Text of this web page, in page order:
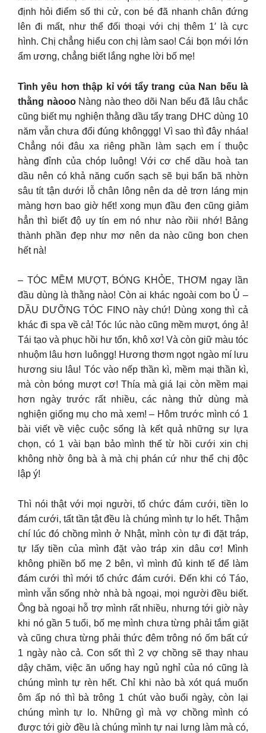
định hỏi điểm số thi cử, con bé đã nhanh chân đứng
lên đi mất, như thể đối thoại với chị thêm 1′ là cực
hình. Chị chẳng hiểu con chị làm sao! Cái bọn mới lớn
ẩm ương, chẳng biết lắng nghe lời bố mẹ!
Tình yêu hơn thập kỉ với tẩy trang của Nan bếu là
thằng nàoooNàng nào theo dõi Nan bếu đã lâu chắc
cũng biết mụ nghiện thằng dầu tẩy trang DHC dùng 10
năm vẫn chưa đổi đúng khônggg! Vì sao thì đây nháa!
Chẳng nói đâu xa riêng phần làm sạch em í thuộc
hàng đỉnh của chóp luông! Với cơ chế dầu hoà tan
dầu nên có khả năng cuốn sạch sẽ bụi bẩn bã nhờn
sâu tít tận dưới lỗ chân lông nên da dẻ trơn láng mịn
màng hơn bao giờ hết! xong mụn đầu đen cũng giảm
hẳn thì biết độ uy tín em nó như nào rồii nhớ! Bảng
thành phần đẹp như mơ nên da nào cũng bon chen
hết nà!
– TÓC MỀM MƯỢT, BÓNG KHỎE, THƠM ngay lần
đầu dùng là thằng nào! Còn ai khác ngoài com bo Ủ –
DẦU DƯỠNG TÓC FINO này chứ! Dùng xong thì cả
khác đi spa về cả! Tóc lúc nào cũng mềm mượt, óng ả!
Tái tạo và phục hồi hư tổn, khô xơ! Và còn giữ màu tóc
nhuộm lâu hơn luôngg! Hương thơm ngọt ngào mí lưu
hương siu lâu! Tóc vào nếp thần kì, mềm mại thần kì,
mà còn bóng mượt cơ! Thía mà giá lại còn mềm mại
hơn ngày trước rất nhiều, các nàng thử dùng mà
nghiện giống mụ cho mà xem! – Hôm trước mình có 1
bài viết về việc cuộc sống là kết quả những sự lựa
chọn, có 1 vài bạn bảo mình thế từ hồi cưới xin chị
không nhờ ông bà à mà chị phán cứ như thể chị độc
lập ý!
Thì nói thật với mọi người, tổ chức đám cưới, tiền lo
đám cưới, tất tần tật đều là chúng mình tự lo hết. Thậm
chí lúc đó chồng mình ở Nhật, mình còn tự đi đặt tráp,
tự lấy tiền của mình đặt vào tráp xin dâu cơ! Mình
không phiền bố mẹ 2 bên, vì mình đủ kinh tế để làm
đám cưới thì mới tổ chức đám cưới. Đến khi có Táo,
mình vẫn sống nhờ nhà bà ngoại, mọi người đều biết.
Ông bà ngoại hỗ trợ mình rất nhiều, nhưng tới giờ này
khi nó gần 5 tuổi, bố mẹ mình chưa từng phải tắm giặt
và cũng chưa từng phải thức đêm trông nó ốm bất cứ
1 ngày nào cả. Con sốt thì 2 vợ chồng sẽ thay nhau
dậy chăm, việc ăn uống hay ngủ nghỉ của nó cũng là
chúng mình tự rèn hết. Chỉ khi nào bà xót quá muốn
ôm ấp nó thì bà trông 1 chút vào buổi ngày, còn lại
chúng mình tự lo. Những gì mà vợ chồng mình có
được tới giờ đều là chúng mình tự nai lưng làm mà có,